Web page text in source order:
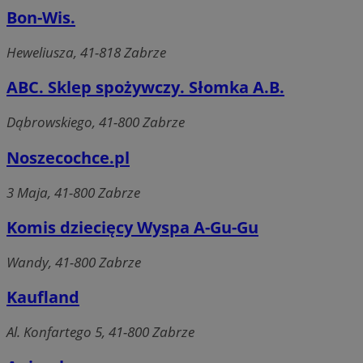
Bon-Wis.
Heweliusza, 41-818 Zabrze
ABC. Sklep spożywczy. Słomka A.B.
Dąbrowskiego, 41-800 Zabrze
Noszecochce.pl
3 Maja, 41-800 Zabrze
Komis dziecięcy Wyspa A-Gu-Gu
Wandy, 41-800 Zabrze
Kaufland
Al. Konfartego 5, 41-800 Zabrze
podstawowych funkcji strony internetowej, takich jak
niezbędnych plików cookie nie można prawidłowo
Nazwa
Provider/
SessID
MvSessID